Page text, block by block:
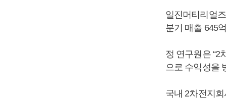
일진머티리얼
분기 매출 645
정 연구원은 “2
으로 수익성을
국내 2차전지